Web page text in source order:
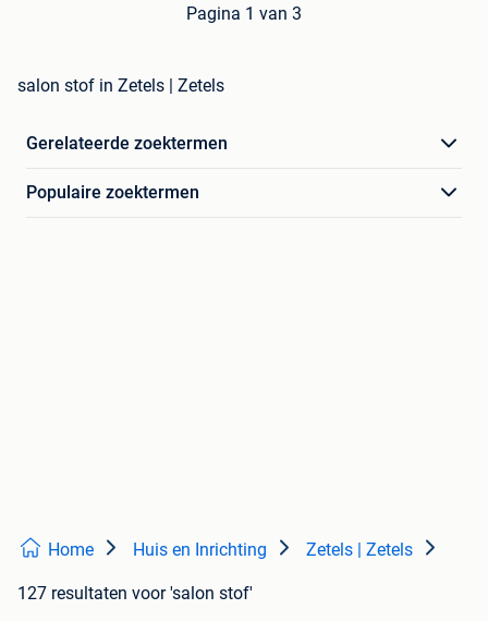
Pagina 1 van 3
salon stof in Zetels | Zetels
Gerelateerde zoektermen
Populaire zoektermen
Home Huis en Inrichting Zetels | Zetels
127 resultaten voor 'salon stof'